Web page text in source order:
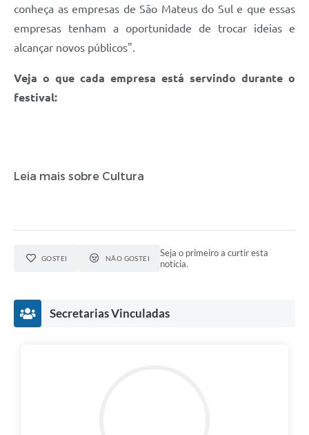
Termos de Fomento
Galeria de Fotos
Galeria de Vídeos
Logo Prefeitura de São Mateus do Sul
Agenda
conheça as empresas de São Mateus do Sul e que essas
empresas tenham a oportunidade de trocar ideias e
alcançar novos públicos".
Veja o que cada empresa está servindo durante o
festival:
Leia mais sobre Cultura
GOSTEI NÃO GOSTEI
Seja o primeiro a curtir esta
notícia.
Secretarias Vinculadas